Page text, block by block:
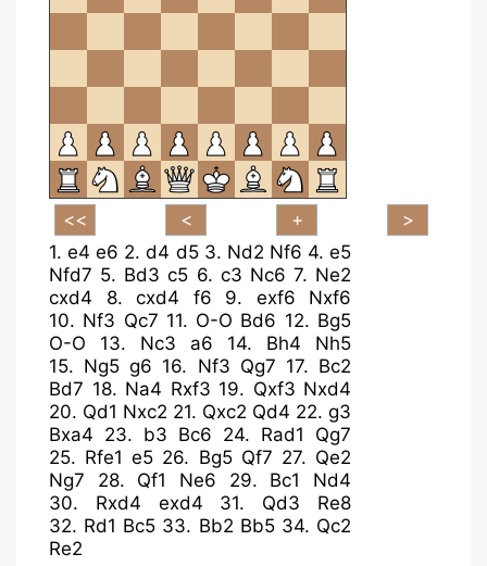
1.e4 e6 2.d4 d5 3. Nd2 Nf6 4.e5
Nfd7 5. Bd3 c5 6. c3 Nc6 7. Ne2
cxd4
8. cxd4 f6 9. exf6
Nxf6
10. Nf3 Qc7 11. O-O Bd6 12. Bg5
O-O
13. Nc3 a6 14. Bh4
Nh5
15. Ng5 g6 16. Nf3 Qg7 17. Bc2
Bd7 18. Na4 Rxf3 19. Qxf3 Nxd4
20. Qd1 Nxc2 21. Qxc2 Qd4 22. g3
Bxa4 23. b3 Bc6 24. Rad1
Qg7
25. Rfe1 e5 26. Bg5 Qf7 27. Qe2
Ng7
28. Qf1 Ne6 29. Bc1
Nd4
30. Rxd4 exd4 31. Qd3
Re8
32. Rd1 Bc5 33. Bb2 Bb5 34. Qc2
Re2